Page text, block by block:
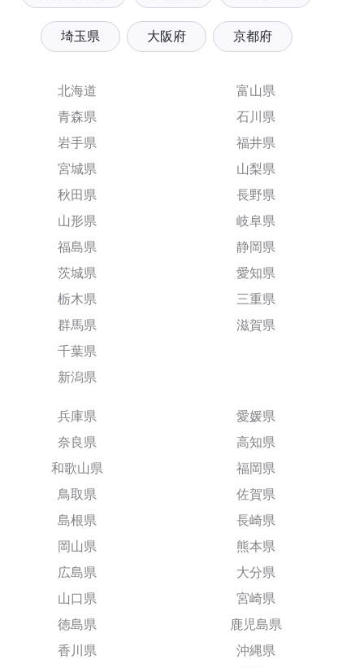
埼玉県 大阪府 京都府
北海道
青森県
岩手県
宮城県
秋田県
山形県
福島県
茨城県
栃木県
群馬県
千葉県
新潟県
富山県
石川県
福井県
山梨県
長野県
岐阜県
静岡県
愛知県
三重県
滋賀県
兵庫県
奈良県
和歌山県
鳥取県
島根県
岡山県
広島県
山口県
徳島県
香川県
愛媛県
高知県
福岡県
佐賀県
長崎県
熊本県
大分県
宮崎県
鹿児島県
沖縄県